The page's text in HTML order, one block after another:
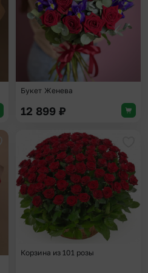
Букет Женева
12 899 ₽
Добавить в избранное
Корзина из 101 розы